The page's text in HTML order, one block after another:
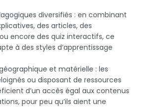
diversifiés : en combinant
des articles, des
encore des quiz interactifs, ce
à des styles d’apprentissage
et matérielle : les
ou disposant de ressources
d’un accès égal aux contenus
pour peu qu’ils aient une